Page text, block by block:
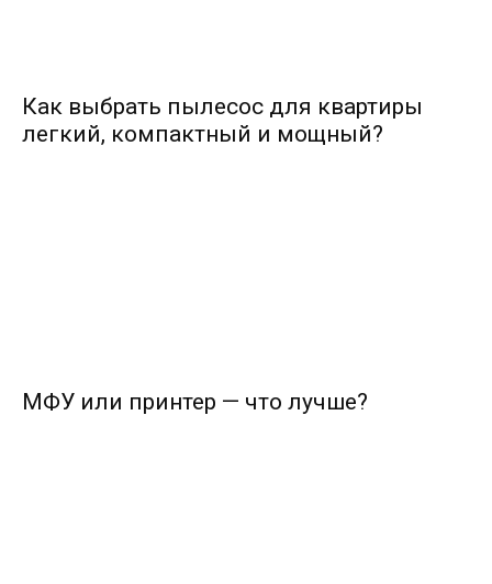
Как выбрать пылесос для квартиры
легкий, компактный и мощный?
МФУ или принтер — что лучше?